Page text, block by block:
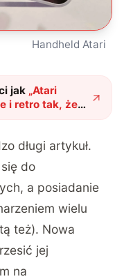
Handheld Atari
jak „Atari
i retro tak, że
długi artykuł.
do
a posiadanie
wielu
też). Nowa
jej
na